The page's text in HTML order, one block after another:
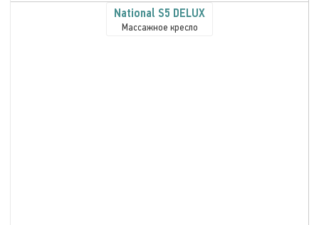
National S5 DELUX
Массажное кресло